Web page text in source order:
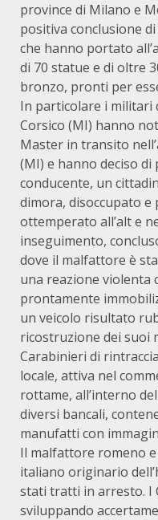
province di Milano e
positiva conclusione
che hanno portato
di 70 statue e di oltre
bronzo, pronti per
In particolare i militari
Corsico (MI) hanno
Master in transito
(MI) e hanno deciso
conducente, un
dimora, disoccupato
ottemperato all’alt e
inseguimento,
dove il malfattore è
una reazione violenta
prontamente
un veicolo risultato
ricostruzione dei suoi
Carabinieri di
locale, attiva nel
rottame, all’interno
diversi bancali,
manufatti con
Il malfattore romeno
italiano originario
stati tratti in arresto. I
sviluppando